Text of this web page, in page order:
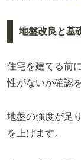
地盤改良と基
住宅を建てる前
性がないか確認
地盤の強度が足
を上げます。